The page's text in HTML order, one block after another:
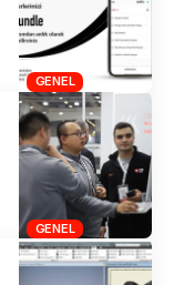
GENEL
GENEL